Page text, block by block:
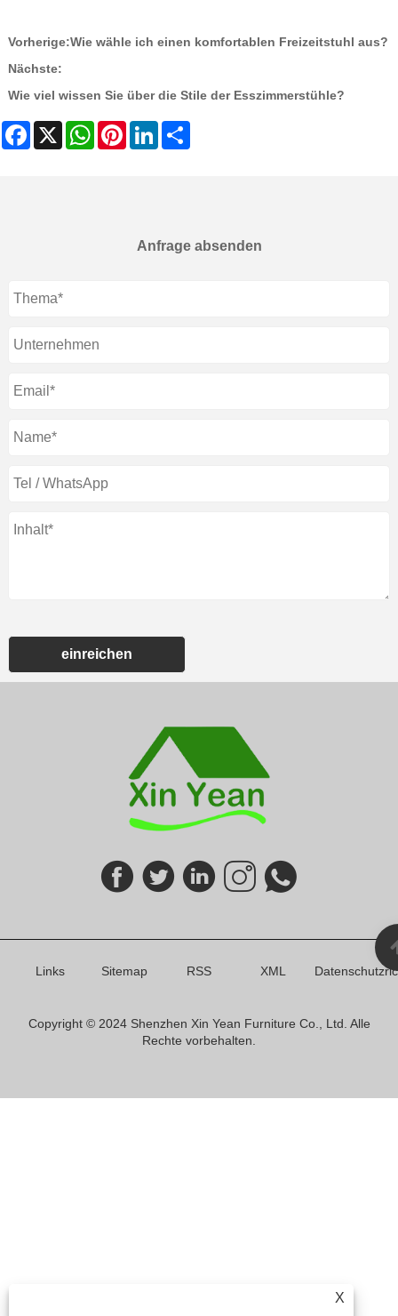
Vorherige:Wie wähle ich einen komfortablen Freizeitstuhl aus?
Nächste:
Wie viel wissen Sie über die Stile der Esszimmerstühle?
Facebook
X WhatsAppPinterestLinkedIn
Anfrage absenden
einreichen
X
Links Sitemap RSS XML
Copyright © 2024 Shenzhen Xin Yean Furniture Co., Ltd. Alle
Rechte vorbehalten.